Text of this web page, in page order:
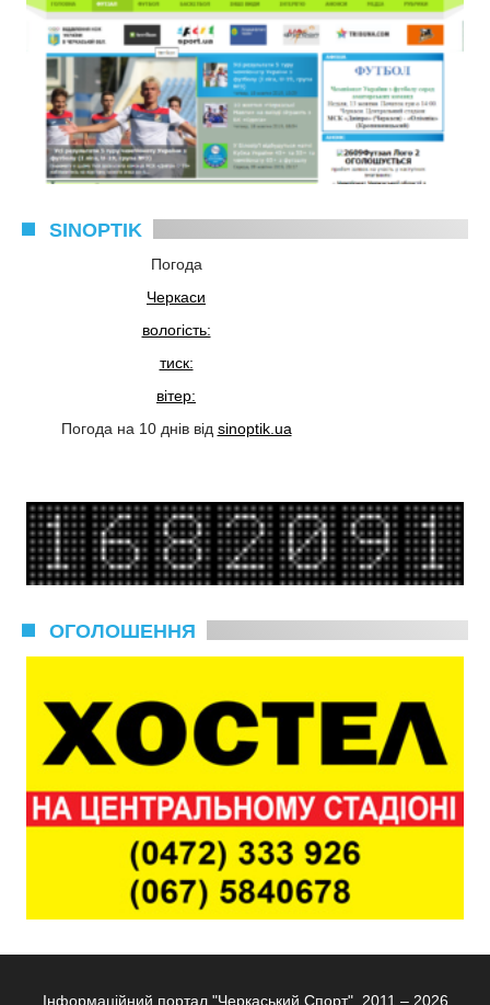
SINOPTIK
Погода
Черкаси
вологість:
тиск:
вітер:
Погода на 10 днів від sinoptik.ua
ОГОЛОШЕННЯ
Інформаційний портал "Черкаський Спорт", 2011 – 2026